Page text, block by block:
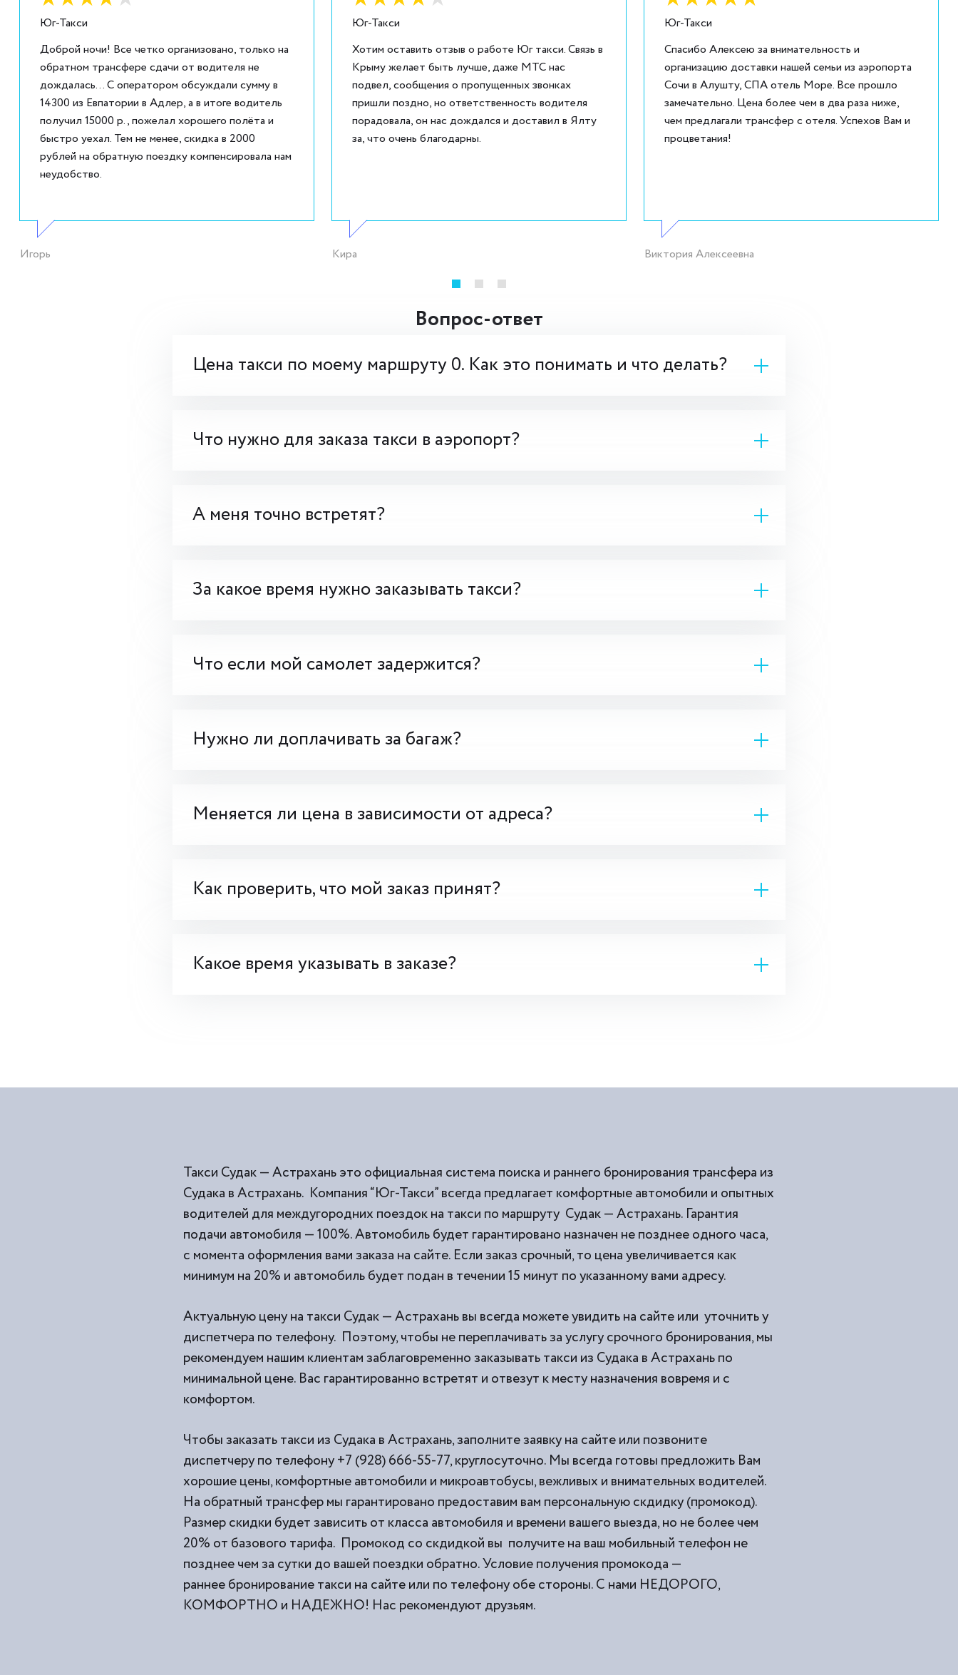
Юг-Такси
Доброй ночи! Все четко организовано, только на
обратном трансфере сдачи от водителя не
дождалась... С оператором обсуждали сумму в
14300 из Евпатории в Адлер, а в итоге водитель
получил 15000 р., пожелал хорошего полёта и
быстро уехал. Тем не менее, скидка в 2000
рублей на обратную поездку компенсировала нам
неудобство.
Игорь
Юг-Такси
Хотим оставить отзыв о работе Юг такси. Связь в
Крыму желает быть лучше, даже МТС нас
подвел, сообщения о пропущенных звонках
пришли поздно, но ответственность водителя
порадовала, он нас дождался и доставил в Ялту
за, что очень благодарны.
Кира
Юг-Такси
Спасибо Алексею за внимательность и
организацию доставки нашей семьи из аэропорта
Сочи в Алушту, СПА отель Море. Все прошло
замечательно. Цена более чем в два раза ниже,
чем предлагали трансфер с отеля. Успехов Вам и
процветания!
Виктория Алексеевна
Вопрос-ответ
Цена такси по моему маршруту 0. Как это понимать и что делать?
Что нужно для заказа такси в аэропорт?
А меня точно встретят?
За какое время нужно заказывать такси?
Что если мой самолет задержится?
Нужно ли доплачивать за багаж?
Меняется ли цена в зависимости от адреса?
Как проверить, что мой заказ принят?
Какое время указывать в заказе?
Такси Судак — Астрахань это официальная система поиска и раннего бронирования трансфера из
Судака в Астрахань. Компания “Юг-Такси” всегда предлагает комфортные автомобили и опытных
водителей для междугородних поездок на такси по маршруту Судак — Астрахань. Гарантия
подачи автомобиля — 100%. Автомобиль будет гарантировано назначен не позднее одного часа,
с момента оформления вами заказа на сайте. Если заказ срочный, то цена увеличивается как
минимум на 20% и автомобиль будет подан в течении 15 минут по указанному вами адресу.
Актуальную цену на такси Судак — Астрахань вы всегда можете увидить на сайте или уточнить у
диспетчера по телефону. Поэтому, чтобы не переплачивать за услугу срочного бронирования, мы
рекомендуем нашим клиентам заблаговременно заказывать такси из Судака в Астрахань по
минимальной цене. Вас гарантированно встретят и отвезут к месту назначения вовремя и с
комфортом.
Чтобы заказать такси из Судака в Астрахань, заполните заявку на сайте или позвоните
диспетчеру по телефону +7 (928) 666-55-77, круглосуточно. Мы всегда готовы предложить Вам
хорошие цены, комфортные автомобили и микроавтобусы, вежливых и внимательных водителей.
На обратный трансфер мы гарантировано предоставим вам персональную скдидку (промокод).
Размер скидки будет зависить от класса автомобиля и времени вашего выезда, но не более чем
20% от базового тарифа. Промокод со скдидкой вы получите на ваш мобильный телефон не
позднее чем за сутки до вашей поездки обратно. Условие получения промокода —
раннее бронирование такси на сайте или по телефону обе стороны. С нами НЕДОРОГО,
КОМФОРТНО и НАДЕЖНО! Нас рекомендуют друзьям.